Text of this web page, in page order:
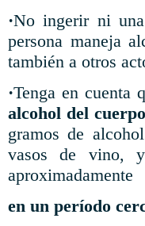
·No ingerir ni
persona maneja
también a otros
·Tenga en cuenta
alcohol del cuerpo
gramos de
vasos de vino,
aproximadamente
en un período